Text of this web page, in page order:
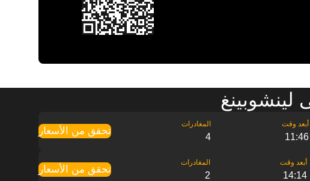
11:46
4
تحقق من الأسعار
14:14
2
تحقق من الأسعار